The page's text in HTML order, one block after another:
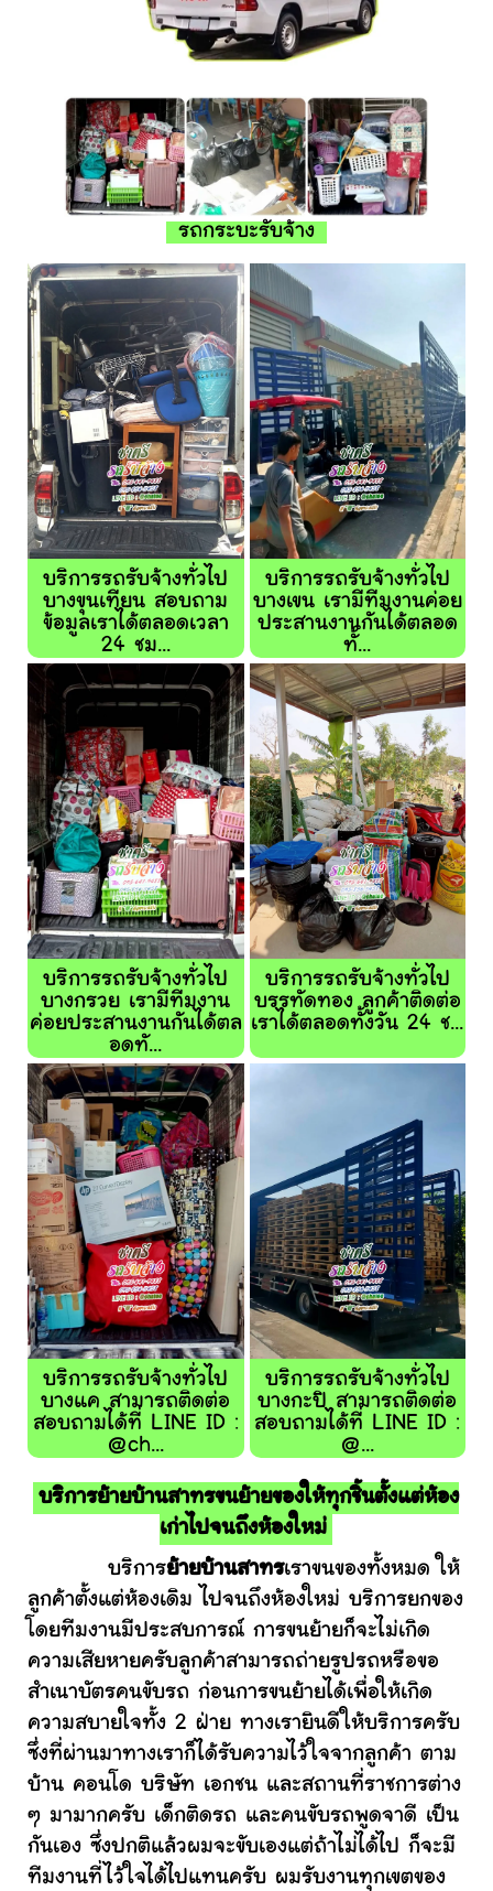
รถกระบะรับจ้าง
บริการรถรับจ้างทั่วไป
บางขุนเทียน สอบถาม
ข้อมูลเราได้ตลอดเวลา
24 ชม...
บริการรถรับจ้างทั่วไป
บางเขน เรามีทีมงานค่อย
ประสานงานกันได้ตลอด
ทั้...
บริการรถรับจ้างทั่วไป
บางกรวย เรามีทีมงาน
ค่อยประสานงานกันได้ตล
อดทั...
บริการรถรับจ้างทั่วไป
บรรทัดทอง ลูกค้าติดต่อ
เราได้ตลอดทั้งวัน 24 ช...
บริการรถรับจ้างทั่วไป
บางแค สามารถติดต่อ
สอบถามได้ที่ LINE ID :
@ch...
บริการรถรับจ้างทั่วไป
บางกะปิ สามารถติดต่อ
สอบถามได้ที่ LINE ID :
@...
บริการย้ายบ้านสาทรขนย้ายของให้ทุกชิ้นตั้งแต่ห้อง
เก่าไปจนถึงห้องใหม่
บริการย้ายบ้านสาทรเราขนของทั้งหมด ให้
ลูกค้าตั้งแต่ห้องเดิม ไปจนถึงห้องใหม่ บริการยกของ
โดยทีมงานมีประสบการณ์ การขนย้ายก็จะไม่เกิด
ความเสียหายครับลูกค้าสามารถถ่ายรูปรถหรือขอ
สำเนาบัตรคนขับรถ ก่อนการขนย้ายได้เพื่อให้เกิด
ความสบายใจทั้ง 2 ฝ่าย ทางเรายินดีให้บริการครับ
ซึ่งที่ผ่านมาทางเราก็ได้รับความไว้ใจจากลูกค้า ตาม
บ้าน คอนโด บริษัท เอกชน และสถานที่ราชการต่าง
ๆ มามากครับ เด็กติดรถ และคนขับรถพูดจาดี เป็น
กันเอง ซึ่งปกติแล้วผมจะขับเองแต่ถ้าไม่ได้ไป ก็จะมี
ทีมงานที่ไว้ใจได้ไปแทนครับ ผมรับงานทุกเขตของ